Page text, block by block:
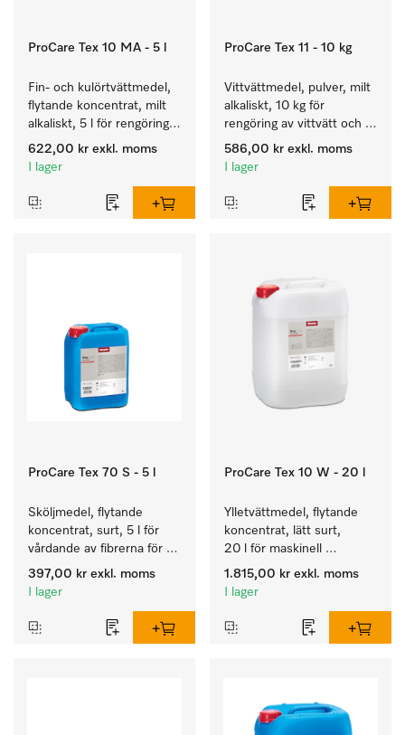
ProCare Tex 10 MA - 5 l
Fin- och kulörtvättmedel,
flytande koncentrat, milt
alkaliskt, 5 l för rengöring
av kulörtvätt och ömtåliga
textilier.
622,00 kr exkl. moms
I lager
ProCare Tex 11 - 10 kg
Vittvättmedel, pulver, milt
alkaliskt, 10 kg för
rengöring av vittvätt och
färgäkta kulörtvätt.
586,00 kr exkl. moms
I lager
ProCare Tex 70 S - 5 l
Sköljmedel, flytande
koncentrat, surt, 5 l för
vårdande av fibrerna för
en långvarig smidighet
hos textilierna.
397,00 kr exkl. moms
I lager
ProCare Tex 10 W - 20 l
Ylletvättmedel, flytande
koncentrat, lätt surt,
20 l för maskinell
rengöring av ylle
1.815,00 kr exkl. moms
I lager